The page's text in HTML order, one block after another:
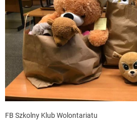
FB Szkolny Klub Wolontariatu